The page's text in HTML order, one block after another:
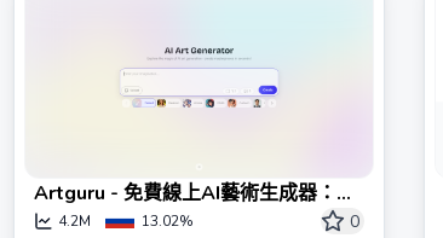
Artguru - 免費線上AI藝術生成器：從
文本和照片創建AI藝術
4.2M 13.02%
0